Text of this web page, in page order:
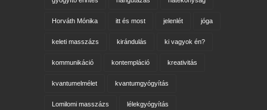
Horváth Mónika itt és most jelenlét jóga
keleti masszázs kirándulás ki vagyok én?
kommunikáció kontempláció kreativitás
kvantumelmélet kvantumgyógyítás
Lomilomi masszázs lélekgyógyítás